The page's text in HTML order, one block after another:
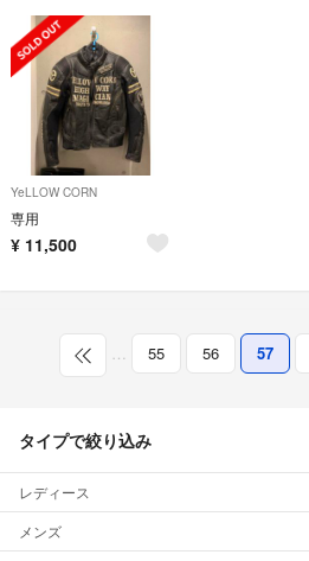
YeLLOW CORN
専用
¥ 11,500
… 55 56 57
タイプで絞り込み
レディース
メンズ